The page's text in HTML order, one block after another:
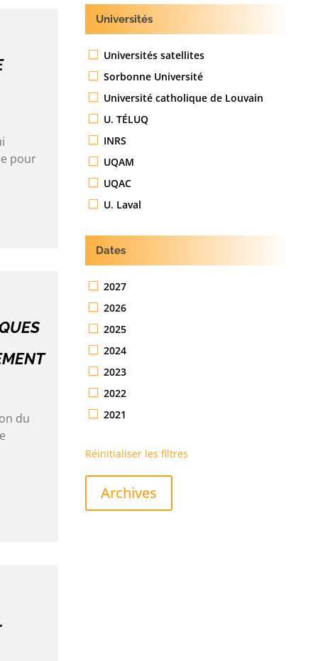
pour
du
Universités
Universités satellites
Sorbonne Université
Université catholique de Louvain
U. TÉLUQ
INRS
UQAM
UQAC
U. Laval
Dates
2027
2026
2025
2024
2023
2022
2021
Réinitialiser les filtres
Archives